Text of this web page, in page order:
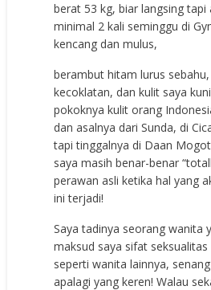
berat 53 kg, biar langsing tapi
minimal 2 kali seminggu di
kencang dan mulus,
berambut hitam lurus
kecoklatan, dan kulit saya
pokoknya kulit orang
dan asalnya dari Sunda, di
tapi tinggalnya di Daan
saya masih benar-benar
perawan asli ketika hal yang
ini terjadi!
Saya tadinya seorang wanita
maksud saya sifat
seperti wanita lainnya,
apalagi yang keren! Walau